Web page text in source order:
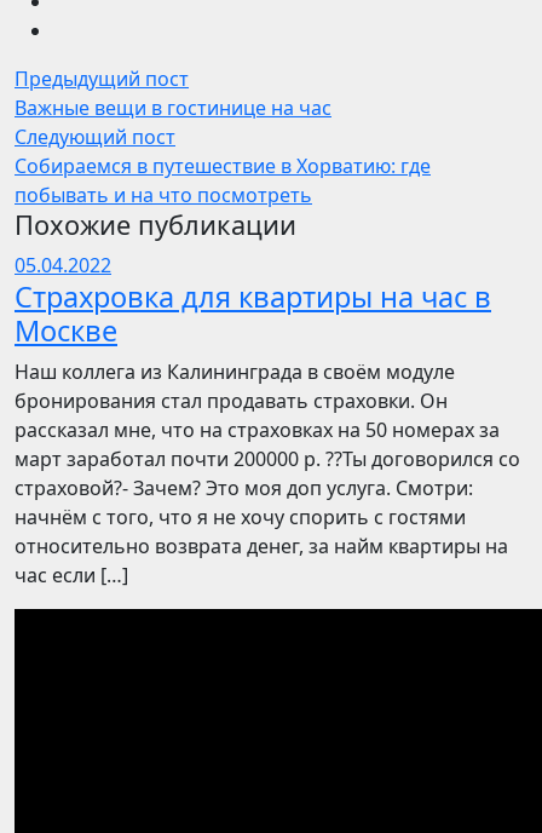
Предыдущий пост
Важные вещи в гостинице на час
Следующий пост
Собираемся в путешествие в Хорватию: где
побывать и на что посмотреть
Похожие публикации
05.04.2022
Страхровка для квартиры на час в
Москве
Наш коллега из Калининграда в своём модуле
бронирования стал продавать страховки. Он
рассказал мне, что на страховках на 50 номерах за
март заработал почти 200000 р. ??Ты договорился со
страховой?- Зачем? Это моя доп услуга. Смотри:
начнём с того, что я не хочу спорить с гостями
относительно возврата денег, за найм квартиры на
час если […]